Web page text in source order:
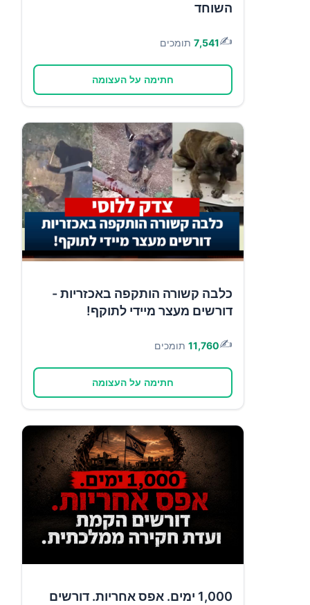
השוחד
✍️
7,541 תומכים
חתימה על העצומה
כלבה קשורה הותקפה באכזריות -
דורשים מעצר מיידי לתוקף!
✍️
11,760 תומכים
חתימה על העצומה
1,000 ימים. אפס אחריות. דורשים